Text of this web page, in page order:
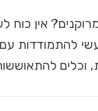
אין כוח
להתמודדות עם
וכלים